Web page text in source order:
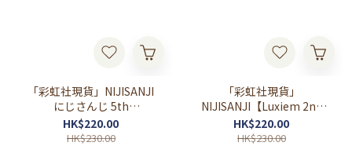
「彩虹社現貨」NIJISANJI
にじさんじ 5th
ANNIVERSARY 醜娃
HK$220.00
HK$230.00
「彩虹社現貨」
NIJISANJI【Luxiem 2nd
Anniversary】Yaminions
グッズセット 闇ノシュウ
HK$220.00
HK$230.00